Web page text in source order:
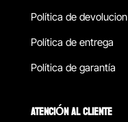
Política de devolucion
Política de entrega
Política de garantía
ATENCIÓN AL CLIENTE